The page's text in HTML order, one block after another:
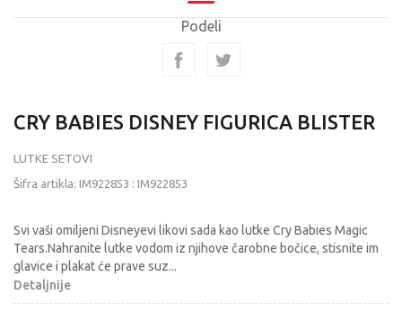
Podeli
CRY BABIES DISNEY FIGURICA BLISTER
LUTKE SETOVI
Šifra artikla: IM922853 : IM922853
Svi vaši omiljeni Disneyevi likovi sada kao lutke Cry Babies Magic
Tears.Nahranite lutke vodom iz njihove čarobne bočice, stisnite im
glavice i plakat će prave suz...
Detaljnije